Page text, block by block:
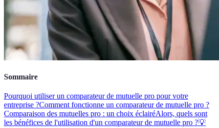
Sommaire
Pourquoi utiliser un comparateur de mutuelle pro pour votre
entreprise ?Comment fonctionne un comparateur de mutuelle pro ?
Comparaison des mutuelles pro : un choix éclairéAlors, quels sont
les bénéfices de l'utilisation d'un comparateur de mutuelle pro ?💡